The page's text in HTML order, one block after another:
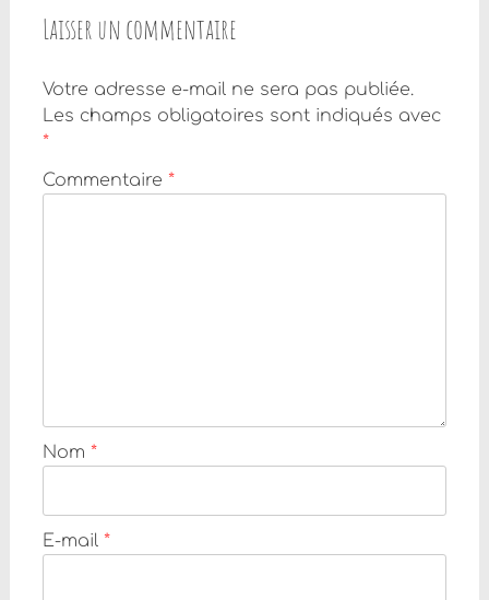
Laisser un commentaire
Votre adresse e-mail ne sera pas publiée.
Les champs obligatoires sont indiqués avec
*
Commentaire *
Nom *
E-mail *